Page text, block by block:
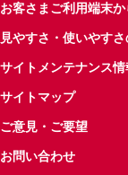
お客さまご利用端末
見やすさ・使いやす
サイトメンテナンス情
サイトマップ
ご意見・ご要望
お問い合わせ